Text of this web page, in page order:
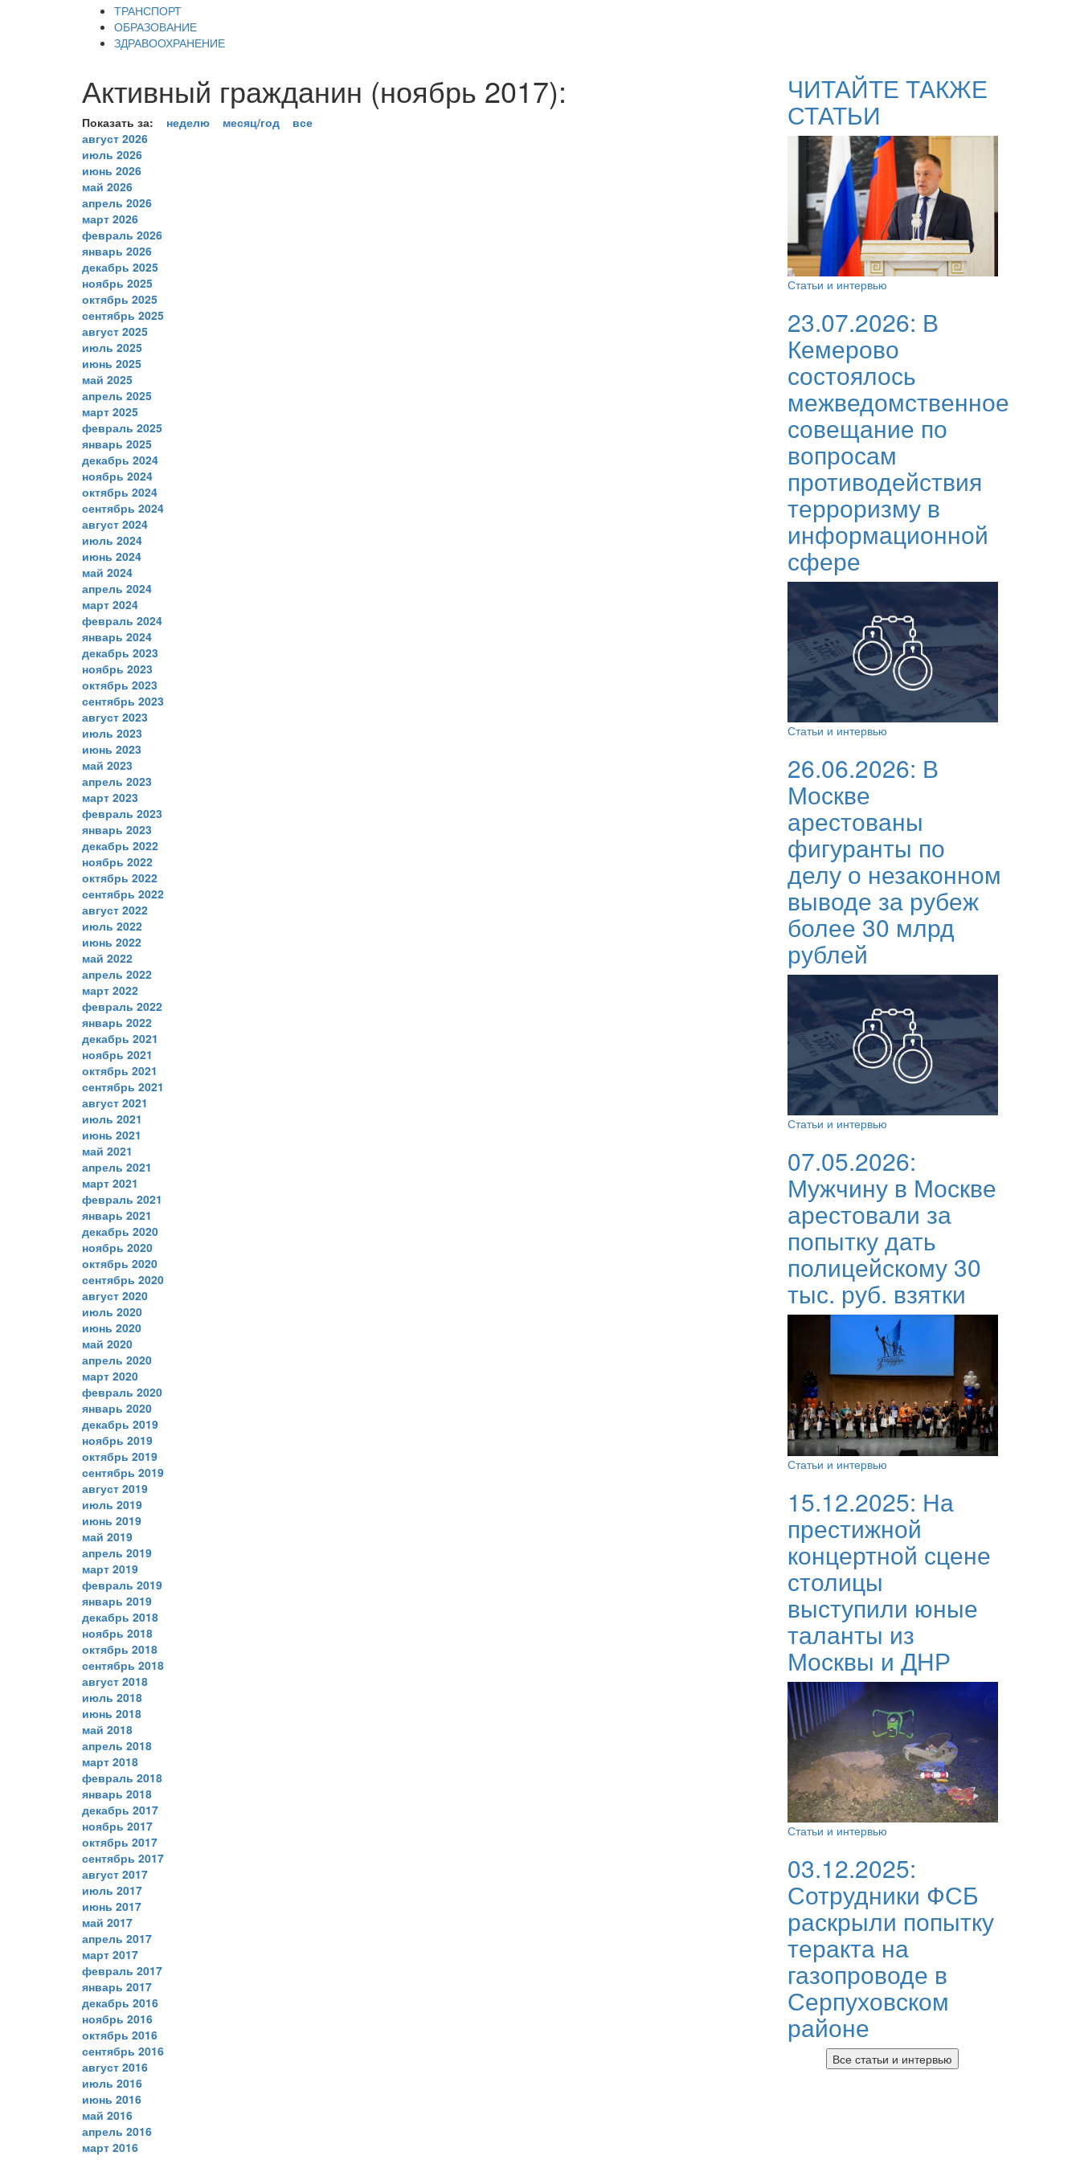
ТРАНСПОРТ
ОБРАЗОВАНИЕ
ЗДРАВООХРАНЕНИЕ
Активный гражданин (ноябрь 2017):
Показать за: неделю месяц/год
все
август 2026
июль 2026
июнь 2026
май 2026
апрель 2026
март 2026
февраль 2026
январь 2026
декабрь 2025
ноябрь 2025
октябрь 2025
сентябрь 2025
август 2025
июль 2025
июнь 2025
май 2025
апрель 2025
март 2025
февраль 2025
январь 2025
декабрь 2024
ноябрь 2024
октябрь 2024
сентябрь 2024
август 2024
июль 2024
июнь 2024
май 2024
апрель 2024
март 2024
февраль 2024
январь 2024
декабрь 2023
ноябрь 2023
октябрь 2023
сентябрь 2023
август 2023
июль 2023
июнь 2023
май 2023
апрель 2023
март 2023
февраль 2023
январь 2023
декабрь 2022
ноябрь 2022
октябрь 2022
сентябрь 2022
август 2022
июль 2022
июнь 2022
май 2022
апрель 2022
март 2022
февраль 2022
январь 2022
декабрь 2021
ноябрь 2021
октябрь 2021
сентябрь 2021
август 2021
июль 2021
июнь 2021
май 2021
апрель 2021
март 2021
февраль 2021
январь 2021
декабрь 2020
ноябрь 2020
октябрь 2020
сентябрь 2020
август 2020
июль 2020
июнь 2020
май 2020
апрель 2020
март 2020
февраль 2020
январь 2020
декабрь 2019
ноябрь 2019
октябрь 2019
сентябрь 2019
август 2019
июль 2019
июнь 2019
май 2019
апрель 2019
март 2019
февраль 2019
январь 2019
декабрь 2018
ноябрь 2018
октябрь 2018
сентябрь 2018
август 2018
июль 2018
июнь 2018
май 2018
апрель 2018
март 2018
февраль 2018
январь 2018
декабрь 2017
ноябрь 2017
октябрь 2017
сентябрь 2017
август 2017
июль 2017
июнь 2017
май 2017
апрель 2017
март 2017
февраль 2017
январь 2017
декабрь 2016
ноябрь 2016
октябрь 2016
сентябрь 2016
август 2016
июль 2016
июнь 2016
май 2016
апрель 2016
март 2016
ЧИТАЙТЕ ТАКЖЕ
СТАТЬИ
Статьи и интервью
23.07.2026: В
Кемерово
состоялось
межведомственное
совещание по
вопросам
противодействия
терроризму в
информационной
сфере
Статьи и интервью
26.06.2026: В
Москве
арестованы
фигуранты по
делу о незаконном
выводе за рубеж
более 30 млрд
рублей
Статьи и интервью
07.05.2026:
Мужчину в Москве
арестовали за
попытку дать
полицейскому 30
тыс. руб. взятки
Статьи и интервью
15.12.2025: На
престижной
концертной сцене
столицы
выступили юные
таланты из
Москвы и ДНР
Статьи и интервью
03.12.2025:
Сотрудники ФСБ
раскрыли попытку
теракта на
газопроводе в
Серпуховском
районе
Все статьи и интервью